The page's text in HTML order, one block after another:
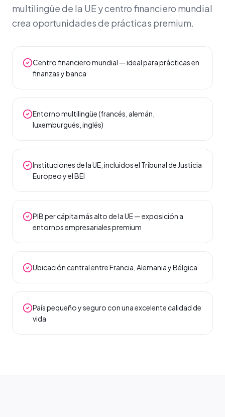
multilingüe de la UE y centro financiero mundial
crea oportunidades de prácticas premium.
Centro financiero mundial — ideal para prácticas en
finanzas y banca
Entorno multilingüe (francés, alemán,
luxemburgués, inglés)
Instituciones de la UE, incluidos el Tribunal de Justicia
Europeo y el BEI
PIB per cápita más alto de la UE — exposición a
entornos empresariales premium
Ubicación central entre Francia, Alemania y Bélgica
País pequeño y seguro con una excelente calidad de
vida